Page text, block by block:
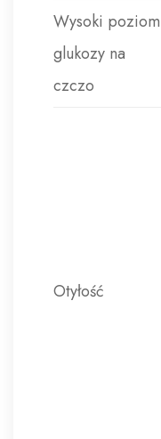
Wysoki poziom
glukozy na
czczo
Otyłość